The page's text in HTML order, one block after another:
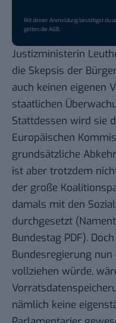
Mit deiner Anmeldung bestätigst du
gelten dieAGB.
Justizministerin
die Skepsis der
auch keinen eigenen
staatlichen
Stattdessen wird sie
Europäischen
grundsätzliche
ist aber trotzdem
der große
damals mit den
durchgesetzt
Bundestag PDF).
Bundesregierung
vollziehen würde,
nämlich keine